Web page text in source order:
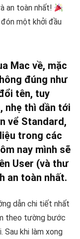
an toàn nhất!
một khởi đầu
Mac về, mặc
đúng như
tên, tuy
nhẹ thì dần tới
vể Standard,
trong các
nay mình sẽ
User (và thư
an toàn nhất.
dẫn chi tiết nhất
theo tường bước
Sau khi làm xong